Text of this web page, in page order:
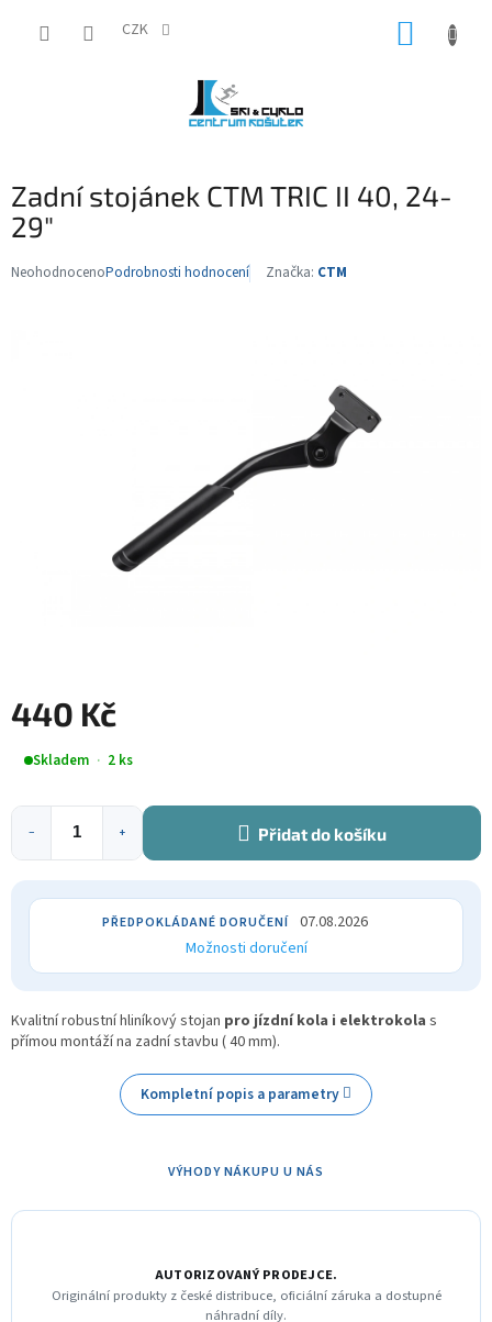
CZK
Zadní stojánek CTM TRIC II 40, 24-
29"
Průměrné
NeohodnocenoPodrobnosti hodnocení Značka: CTM
440 Kč
Měrná
cena:
Skladem 2 ks
+
− Přidat do košíku
07.08.2026
Možnosti doručení
Kvalitní robustní hliníkový stojan pro jízdní kola i elektrokola s
přímou montáží na zadní stavbu ( 40 mm).
Kompletní popis a parametry
VÝHODY NÁKUPU U NÁS
AUTORIZOVANÝ PRODEJCE.
Originální produkty z české distribuce, oficiální záruka a dostupné
náhradní díly.